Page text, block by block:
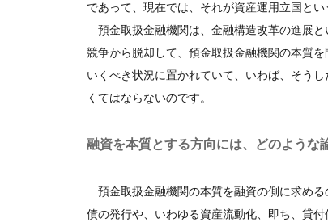
であって、現在では、それが資産運用立国と
預金取扱金融機関は、金融構造改革の進展
競争から脱却して、預金取扱金融機関の本質
いくべき状況に置かれていて、いわば、そう
くてはならないのです。
融資を本質とする方向には、どのような
預金取扱金融機関の本質を融資の側に求め
債の発行や、いわゆる資産流動化、即ち、貸